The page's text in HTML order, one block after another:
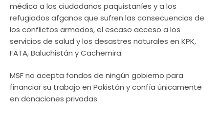
médica a los ciudadanos paquistaníes y a los
refugiados afganos que sufren las consecuencias de
los conflictos armados, el escaso acceso a los
servicios de salud y los desastres naturales en KPK,
FATA, Baluchistán y Cachemira.
MSF no acepta fondos de ningún gobierno para
financiar su trabajo en Pakistán y confía únicamente
en donaciones privadas.